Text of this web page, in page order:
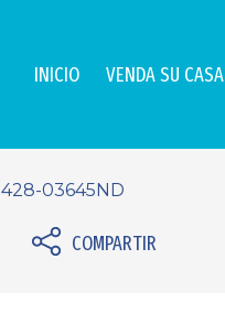
INICIO VENDA SU CASA
428-03645ND
COMPARTIR